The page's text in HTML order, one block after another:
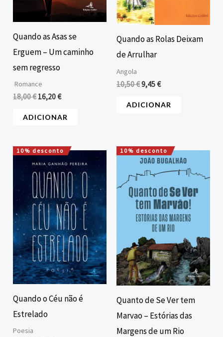
Quando as Asas se
Erguem – Um caminho
sem regresso
Romance
18,00€ 16,20€
ADICIONAR
Quando as Rolas Deixam
de Arrulhar
Angola
10,50€9,45€
ADICIONAR
10% desconto
Quando o Céu não é
Estrelado
Poesia
O
preço
original
era:
7,50 €.
O
preço
atual
é:
6,75 €.
10% desconto
Quanto de Se Ver tem
Marvao – Estórias das
Margens de um Rio
O
preço
original
16,00 €.
O
preço
atual
14,40 €.